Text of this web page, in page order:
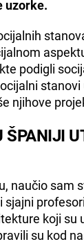
uzorke.
podigli
njihove
ŠPANIJI
naučio sam
koji
su kod